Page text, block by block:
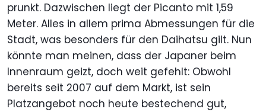
prunkt. Dazwischen liegt der Picanto mit 1,59
Meter. Alles in allem prima Abmessungen für die
Stadt, was besonders für den Daihatsu gilt. Nun
könnte man meinen, dass der Japaner beim
Innenraum geizt, doch weit gefehlt: Obwohl
bereits seit 2007 auf dem Markt, ist sein
Platzangebot noch heute bestechend gut,